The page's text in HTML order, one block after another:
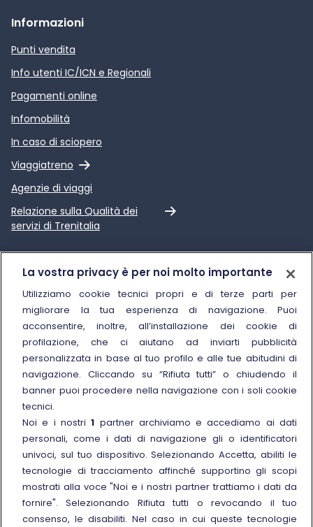
Informazioni
Punti vendita
Info utenti IC/ICN e Regionali
Pagamenti online
Infomobilità
In caso di sciopero
Viaggiatreno
Link esterno
Agenzie di viaggi
Relazione sulla Qualità dei
servizi di Trenitalia
Link esterno
Chi siamo
Sostenibilità
Trenitalia for Business
Manuale di Conservazione
Link esterno
Carriere
Link esterno
La Freccia Mag
Link esterno
Noleggia un treno charter
Viaggi di gruppo
La vostra privacy è per noi molto importante
Utilizziamo cookie tecnici propri e di terze parti per
migliorare la tua esperienza di navigazione. Puoi
acconsentire, inoltre, all’installazione dei cookie di
profilazione, che ci aiutano ad inviarti pubblicità
personalizzata in base al tuo profilo e alle tue abitudini di
navigazione. Cliccando su “Rifiuta tutti” o chiudendo il
banner puoi procedere nella navigazione con i soli cookie
tecnici.
Noi e i nostri1 partner archiviamo e accediamo ai dati
personali, come i dati di navigazione gli o identificatori
univoci, sul tuo dispositivo. Selezionando Accetta, abiliti le
tecnologie di tracciamento affinché supportino gli scopi
mostrati alla voce "Noi e i nostri partner trattiamo i dati da
fornire". Selezionando Rifiuta tutti o revocando il tuo
consenso, le disabiliti. Nel caso in cui queste tecnologie